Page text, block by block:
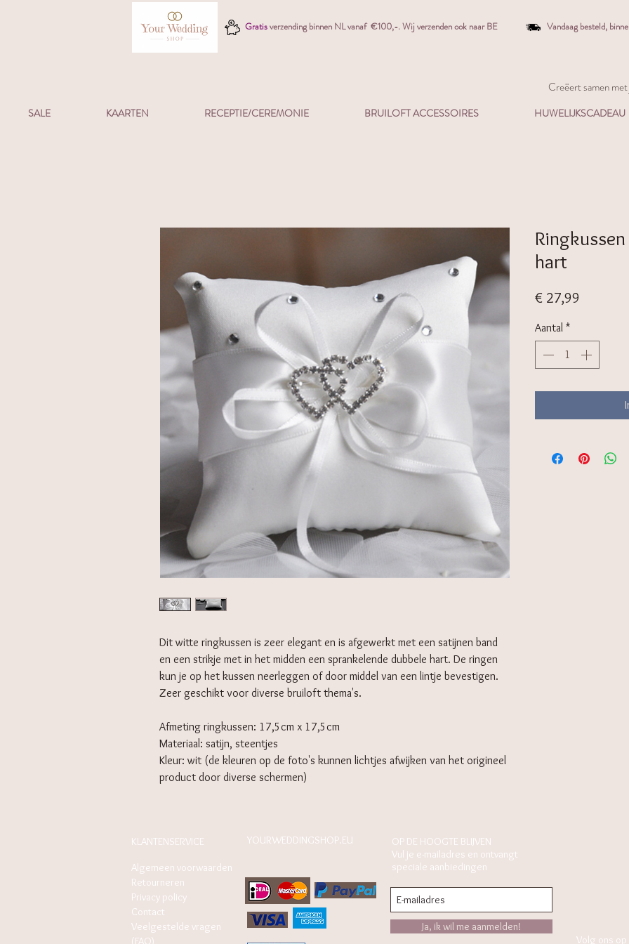
Gratisverzending binnen NL vanaf €100,-. Wij verzenden ook naar BE Vandaag besteld,
Creëert samen
SALE KAARTEN RECEPTIE/CEREMONIE BRUILOFT ACCESSOIRES HUWELIJKSCADEAU
Dit witte ringkussen is zeer elegant en is afgewerkt met een satijnen band
en een strikje met in het midden een sprankelende dubbele hart. De ringen
kun je op het kussen neerleggen of door middel van een lintje bevestigen.
Zeer geschikt voor diverse bruiloft thema's.
Afmeting ringkussen: 17,5cm x 17,5cm
Materiaal: satijn, steentjes
Kleur: wit (de kleuren op de foto's kunnen lichtjes afwijken van het origineel
product door diverse schermen)
hart
€ 27,99
Aantal *
Volg ons op
KLANTENSERVICE
Algemeen voorwaarden
Retourneren
Privacy policy
Contact
Veelgestelde vragen
(FAQ)
YOURWEDDINGSHOP.EU
OP DE HOOGTE BLIJVEN
Vul je e-mailadres en ontvangt
speciale aanbiedingen
Ja, ik wil me aanmelden!